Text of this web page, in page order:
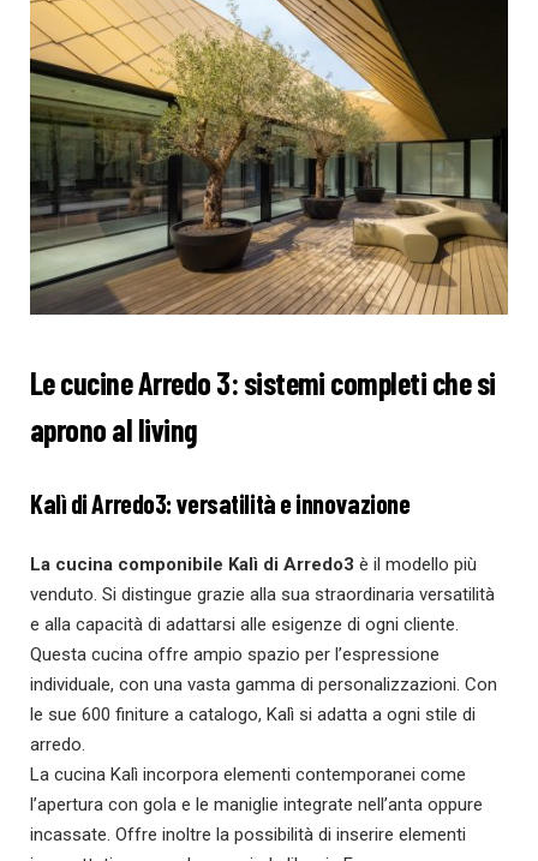
Le cucine Arredo 3: sistemi completi che si
aprono al living
Kalì di Arredo3: versatilità e innovazione
La cucina componibile Kalì di Arredo3 è il modello più
venduto. Si distingue grazie alla sua straordinaria versatilità
e alla capacità di adattarsi alle esigenze di ogni cliente.
Questa cucina offre ampio spazio per l’espressione
individuale, con una vasta gamma di personalizzazioni. Con
le sue 600 finiture a catalogo, Kalì si adatta a ogni stile di
arredo.
La cucina Kalì incorpora elementi contemporanei come
l’apertura con gola e le maniglie integrate nell’anta oppure
incassate. Offre inoltre la possibilità di inserire elementi